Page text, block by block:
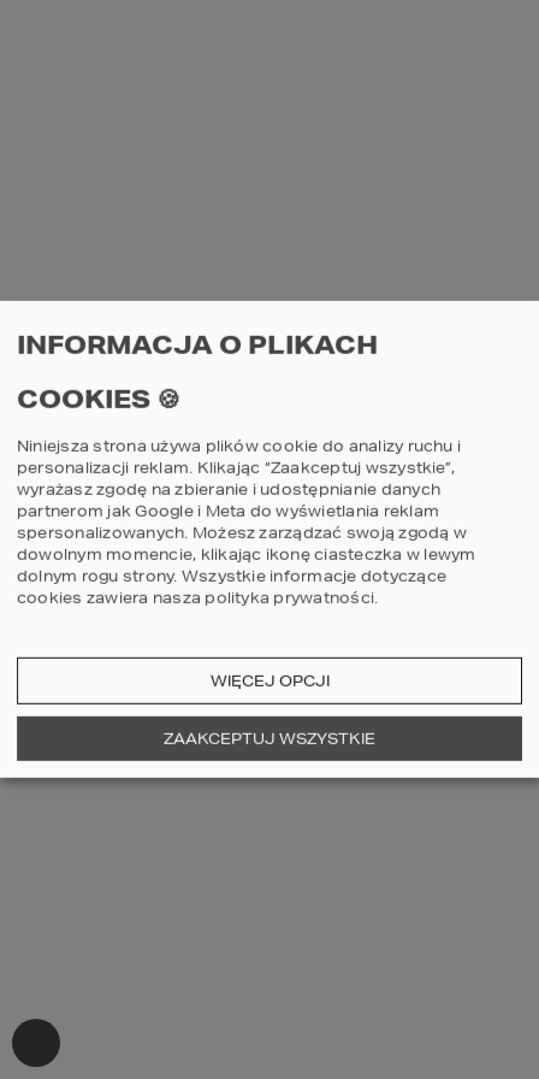
AN UNEXPECTED ERROR HAS OCCURRED
INFORMACJA O PLIKACH
COOKIES 🍪
Niniejsza strona używa plików cookie do analizy ruchu i
personalizacji reklam. Klikając “Zaakceptuj wszystkie”,
wyrażasz zgodę na zbieranie i udostępnianie danych
partnerom jak Google i Meta do wyświetlania reklam
spersonalizowanych. Możesz zarządzać swoją zgodą w
dowolnym momencie, klikając ikonę ciasteczka w lewym
dolnym rogu strony. Wszystkie informacje dotyczące
cookies zawiera nasza polityka prywatności.
WIĘCEJ OPCJI
ZAAKCEPTUJ WSZYSTKIE